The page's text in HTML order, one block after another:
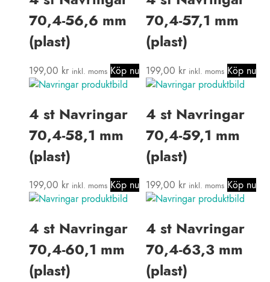
70,4-56,6 mm
(plast)
199,00 kr inkl. moms Köp nu
70,4-57,1 mm
(plast)
199,00 kr inkl. moms Köp nu
4 st Navringar
70,4-58,1 mm
(plast)
199,00 kr inkl. moms Köp nu
4 st Navringar
70,4-59,1 mm
(plast)
199,00 kr inkl. moms Köp nu
4 st Navringar
70,4-60,1 mm
(plast)
4 st Navringar
70,4-63,3 mm
(plast)